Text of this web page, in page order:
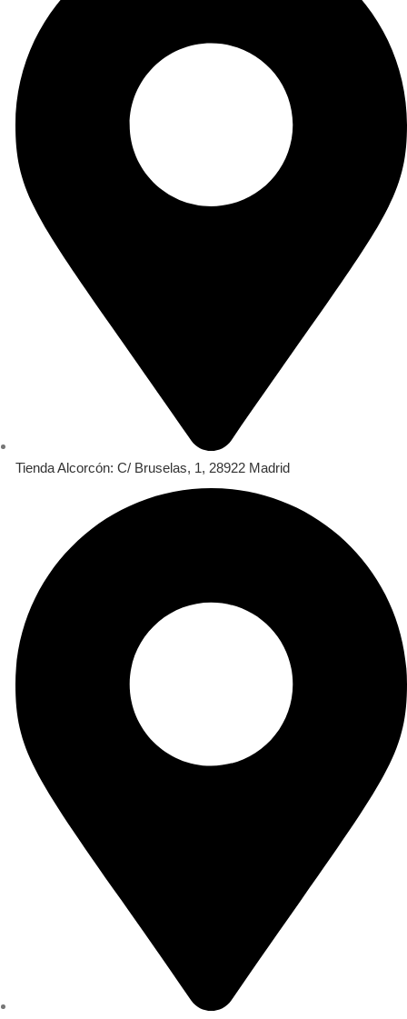
Tienda Alcorcón: C/ Bruselas, 1, 28922 Madrid